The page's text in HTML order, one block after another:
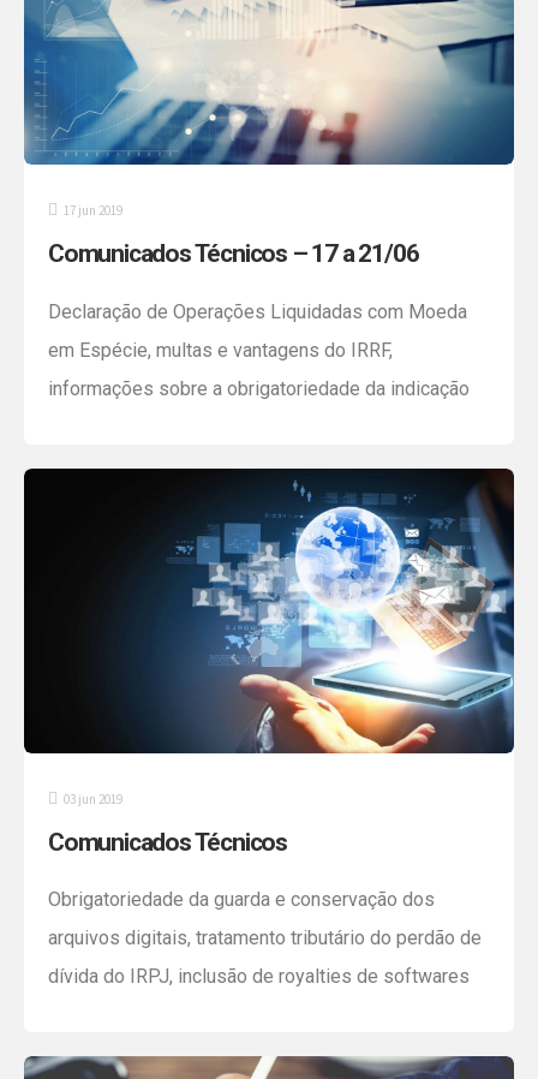
17 jun 2019
Comunicados Técnicos – 17 a 21/06
Declaração de Operações Liquidadas com Moeda
em Espécie, multas e vantagens do IRRF,
informações sobre a obrigatoriedade da indicação
prestação de serviços ao consumidor, detalhes da
nova rescisão por mútuo acordo e das Normas
Internacionais de Informação Financeira estão entre
os destaques do Comunicado Técnico desta […]
03 jun 2019
Comunicados Técnicos
Obrigatoriedade da guarda e conservação dos
arquivos digitais, tratamento tributário do perdão de
dívida do IRPJ, inclusão de royalties de softwares
comprovação de rendimentos dos sócios e